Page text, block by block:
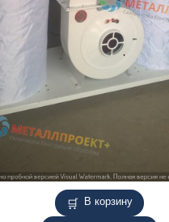
В корзину